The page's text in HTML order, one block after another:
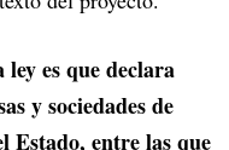
es que declara
y sociedades de
Estado, entre las que